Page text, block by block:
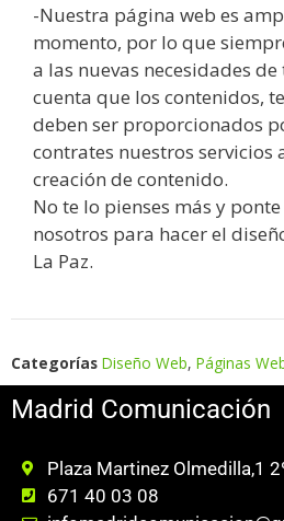
-Nuestra página web es
momento, por lo que
a las nuevas necesidades
cuenta que los contenidos,
deben ser proporcionados
contrates nuestros servicios
creación de contenido.
No te lo pienses más y
nosotros para hacer el
La Paz.
Categorías Diseño Web, Páginas
Madrid Comunicación
Plaza Martinez Olmedilla,1
671 40 03 08